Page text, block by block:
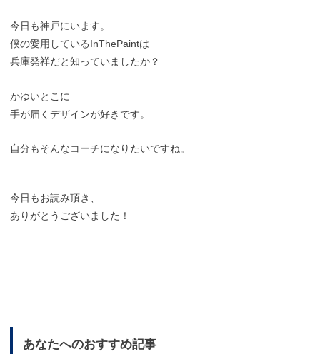
今日も神戸にいます。
僕の愛用しているInThePaintは
兵庫発祥だと知っていましたか？
かゆいとこに
手が届くデザインが好きです。
自分もそんなコーチになりたいですね。
今日もお読み頂き、
ありがとうございました！
あなたへのおすすめ記事